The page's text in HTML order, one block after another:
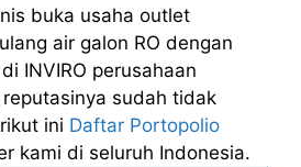
buka usaha outlet
air galon RO dengan
INVIRO perusahaan
sudah tidak
ini Daftar Portopolio
kami di seluruh Indonesia.